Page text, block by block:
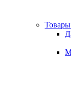
Товары